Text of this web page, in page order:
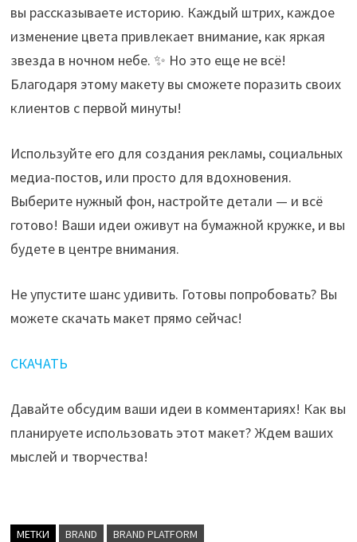
вы рассказываете историю. Каждый штрих, каждое
изменение цвета привлекает внимание, как яркая
звезда в ночном небе. ✨ Но это еще не всё!
Благодаря этому макету вы сможете поразить своих
клиентов с первой минуты!
Используйте его для создания рекламы, социальных
медиа-постов, или просто для вдохновения.
Выберите нужный фон, настройте детали — и всё
готово! Ваши идеи оживут на бумажной кружке, и вы
будете в центре внимания.
Не упустите шанс удивить. Готовы попробовать? Вы
можете скачать макет прямо сейчас!
СКАЧАТЬ
Давайте обсудим ваши идеи в комментариях! Как вы
планируете использовать этот макет? Ждем ваших
мыслей и творчества!
МЕТКИ BRAND BRAND PLATFORM